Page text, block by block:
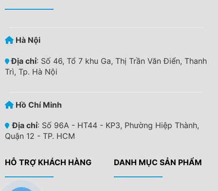
Hà Nội
Địa chỉ: Số 46, Tổ 7 khu Ga, Thị Trần Văn Điển, Thanh
Trì, Tp. Hà Nội
Hồ Chí Minh
Địa chỉ: Số 96A - HT44 - KP3, Phường Hiệp Thành,
Quận 12 - TP. HCM
HỖ TRỢ KHÁCH HÀNG DANH MỤC SẢN PHẨM